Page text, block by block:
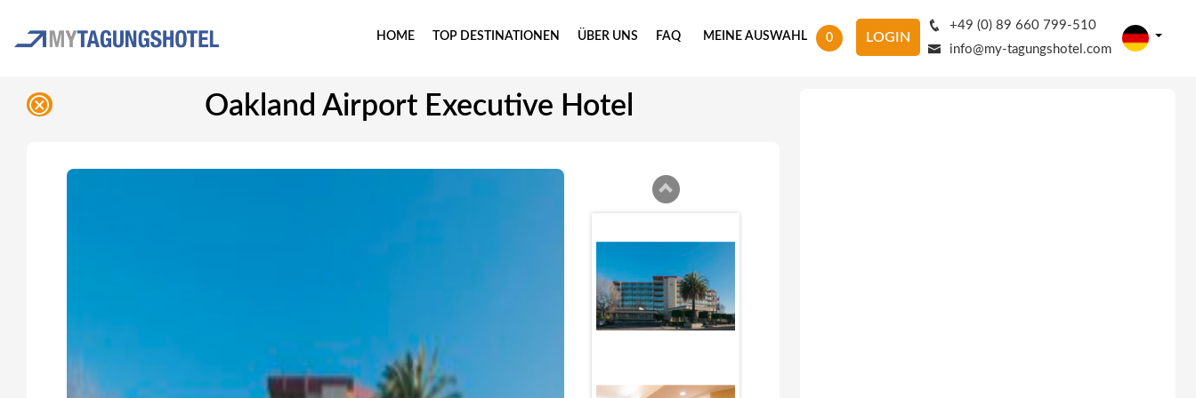
HOME TOP DESTINATIONEN ÜBER UNS FAQ MEINE AUSWAHL 0 LOGIN
+49 (0) 89 660 799-510
info@my-tagungshotel.com
Oakland Airport Executive Hotel